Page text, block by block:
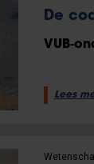
De
Lees